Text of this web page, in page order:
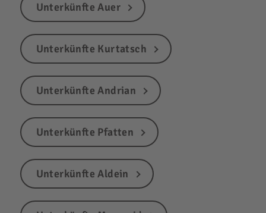
Unterkünfte Auer
Unterkünfte Kurtatsch
Unterkünfte Andrian
Unterkünfte Pfatten
Unterkünfte Aldein